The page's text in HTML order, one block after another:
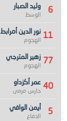
6 وليد الصبار
الوسط
11 نور الدين أمرابط
الهجوم
77 زهير المترجي
الهجوم
40 عمر أكزداو
حارس مرمى
5 أيمن الوافي
الدفاع